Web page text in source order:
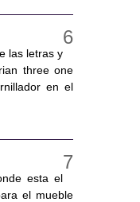
las letras y
three one
en el
esta el
el mueble